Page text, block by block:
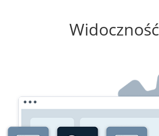
Widoczność